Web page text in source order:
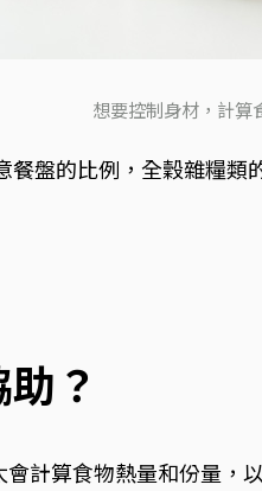
想要控制身材，計算
餐盤的比例，全穀雜糧
？
計算食物熱量和份量，